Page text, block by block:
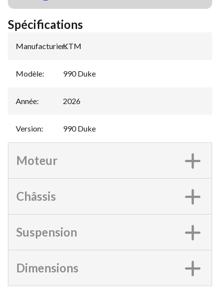
Spécifications
Manufacturier:
KTM
Modèle: 990 Duke
Année: 2026
Version: 990 Duke
Moteur
Châssis
Suspension
Dimensions